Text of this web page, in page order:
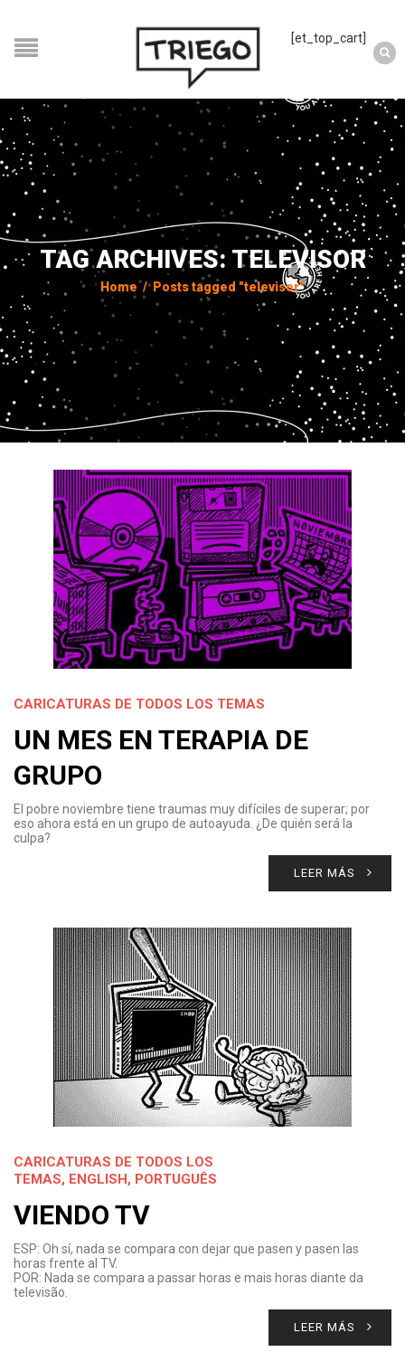
[et_top_cart]
TAG ARCHIVES: TELEVISOR
Home / Posts tagged "televisor"
CARICATURAS DE TODOS LOS TEMAS
UN MES EN TERAPIA DE
GRUPO
El pobre noviembre tiene traumas muy difíciles de superar; por
eso ahora está en un grupo de autoayuda. ¿De quién será la
culpa?
LEER MÁS
CARICATURAS DE TODOS LOS
TEMAS, ENGLISH, PORTUGUÊS
VIENDO TV
ESP: Oh sí, nada se compara con dejar que pasen y pasen las
horas frente al TV.
POR: Nada se compara a passar horas e mais horas diante da
televisão.
LEER MÁS